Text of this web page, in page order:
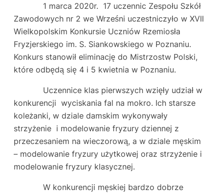
1 marca 2020r. 17 uczennic Zespołu Szkół
Zawodowych nr 2 we Wrześni uczestniczyło w XVII
Wielkopolskim Konkursie Uczniów Rzemiosła
Fryzjerskiego im. S. Siankowskiego w Poznaniu.
Konkurs stanowił eliminację do Mistrzostw Polski,
które odbędą się 4 i 5 kwietnia w Poznaniu.
Uczennice klas pierwszych wzięły udział w
konkurencji wyciskania fal na mokro. Ich starsze
koleżanki, w dziale damskim wykonywały
strzyżenie i modelowanie fryzury dziennej z
przeczesaniem na wieczorową, a w dziale męskim
– modelowanie fryzury użytkowej oraz strzyżenie i
modelowanie fryzury klasycznej.
W konkurencji męskiej bardzo dobrze